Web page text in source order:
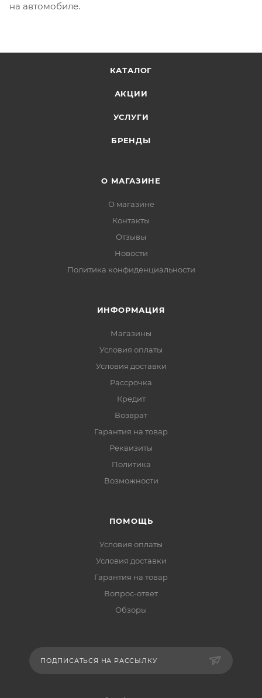
на автомобиле.
КАТАЛОГ
АКЦИИ
УСЛУГИ
БРЕНДЫ
О МАГАЗИНЕ
О магазине
Контакты
Отзывы
Новости
Политика конфиденциальности
ИНФОРМАЦИЯ
Магазины
Условия оплаты
Условия доставки
Рассрочка
Кредит
Возврат
Гарантия на товар
Реквизиты
Политика
Возможности
ПОМОЩЬ
Условия оплаты
Условия доставки
Гарантия на товар
Вопрос-ответ
Обзоры
ПОДПИСАТЬСЯ НА РАССЫЛКУ